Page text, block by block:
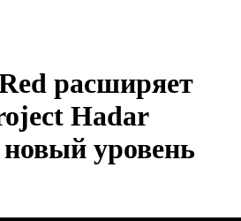
расширяет
Hadar
уровень